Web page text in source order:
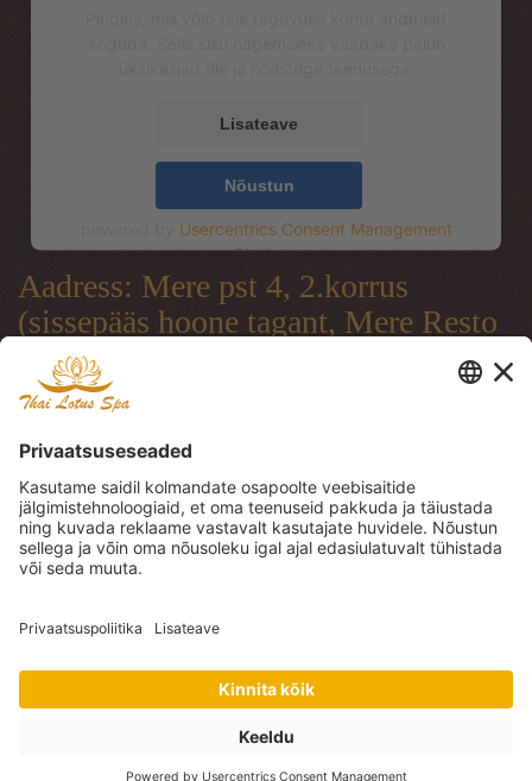
Lisateave
Nõustun
Usercentrics Consent Management
Platform
Aadress: Mere pst 4, 2.korrus
(sissepääs hoone tagant, Mere Resto
terrassi läbi)
Address: Mere pst 4, 2.floor
(entrance from the backside of the
building, through Mere Resto
Lounge terrace)
Адрес: Mere pst 4, 2. этаж (вход со
двора, через террасу ресторана
Tel: (+372) 51 997 707, (+372) 600